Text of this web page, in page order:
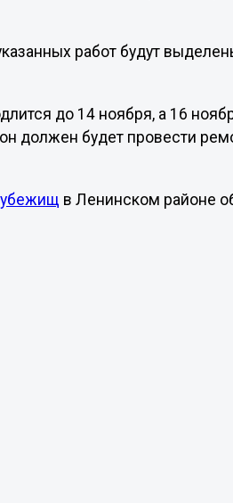
работ будут
до 14 ноября, а 16
должен будет провести
в Ленинском районе